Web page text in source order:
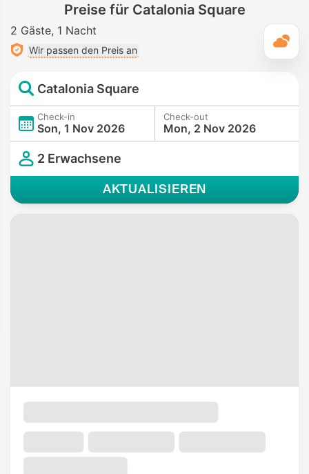
Preise für Catalonia Square
2 Gäste 1 Nacht
Wir passen den Preis an
Catalonia Square
Check-in
Son, 1 Nov 2026
Check-out
Mon, 2 Nov 2026
2 Erwachsene
AKTUALISIEREN